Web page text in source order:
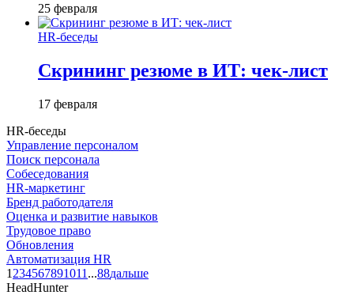
25 февраля
HR-беседы
Скрининг резюме в ИТ: чек-лист
17 февраля
HR-беседы
Управление персоналом
Поиск персонала
Собеседования
HR-маркетинг
Бренд работодателя
Оценка и развитие навыков
Трудовое право
Обновления
Автоматизация HR
1 234567891011 ...88дальше
HeadHunter